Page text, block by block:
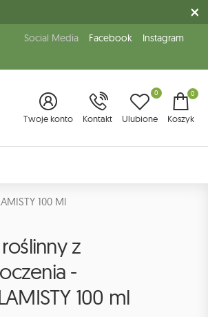
Social Media Facebook Instagram
Twoje konto Kontakt Ulubione
0 0
Koszyk
100 Ml
z
-
100 ml